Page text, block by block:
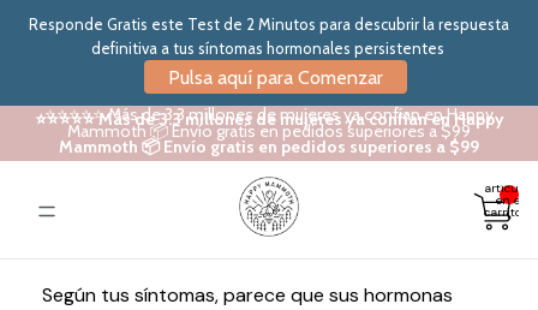
Responde Gratis este Test de 2 Minutos para descubrir la respuesta
definitiva a tus síntomas hormonales persistentes
Pulsa aquí para Comenzar
⭐⭐⭐⭐⭐ Más de 3.3 millones de mujeres ya confían en Happy
Mammoth 📦 Envío gratis en pedidos superiores a $99
⭐⭐⭐⭐⭐ Más de 3.3 millones de mujeres ya confían en Happy
Mammoth 📦 Envío gratis en pedidos superiores a $99
artículos
en el
carrito: 0
Según tus síntomas, parece que sus hormonas